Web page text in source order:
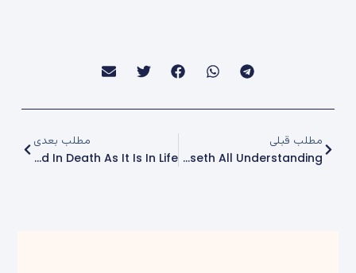
مطلب قبلی
And The Peace Of God, Which Passeth All Understanding
مطلب بعدی
Surrendered In Death As It Is In Life